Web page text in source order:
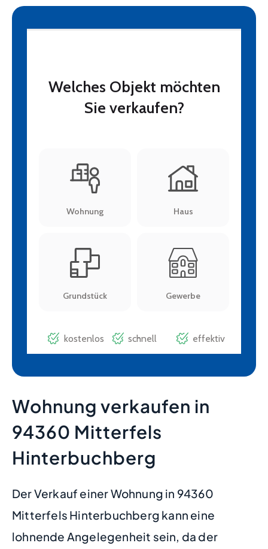
Wohnung verkaufen in
94360 Mitterfels
Hinterbuchberg
Der Verkauf einer Wohnung in 94360
Mitterfels Hinterbuchberg kann eine
lohnende Angelegenheit sein, da der